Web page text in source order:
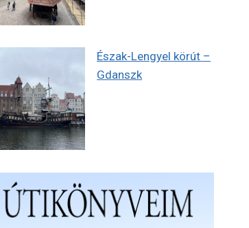
Észak-Lengyel körút –
Gdanszk